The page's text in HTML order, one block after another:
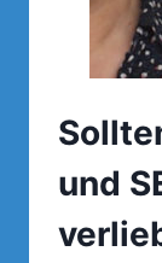
und